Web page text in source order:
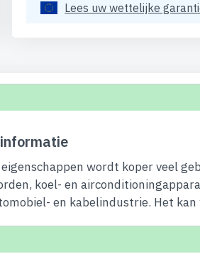
Lees uw wettelijke
wordt koper veel
koel- en
en kabelindustrie. Het